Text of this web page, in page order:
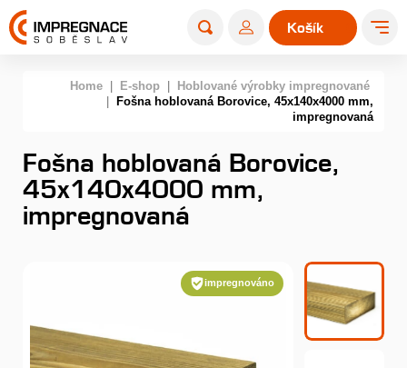
0
Košík
Home E-shop
Hoblované výrobky impregnované
Fošna hoblovaná Borovice, 45x140x4000 mm,
impregnovaná
Fošna hoblovaná Borovice,
45x140x4000 mm,
impregnovaná
impregnováno